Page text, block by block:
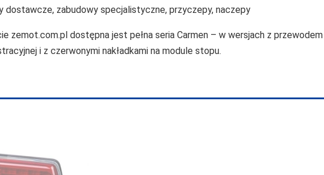
dostawcze, zabudowy specjalistyczne, przyczepy, naczepy
zemot.com.pl dostępna jest pełna seria Carmen – w wersjach z
i z czerwonymi nakładkami na module stopu.